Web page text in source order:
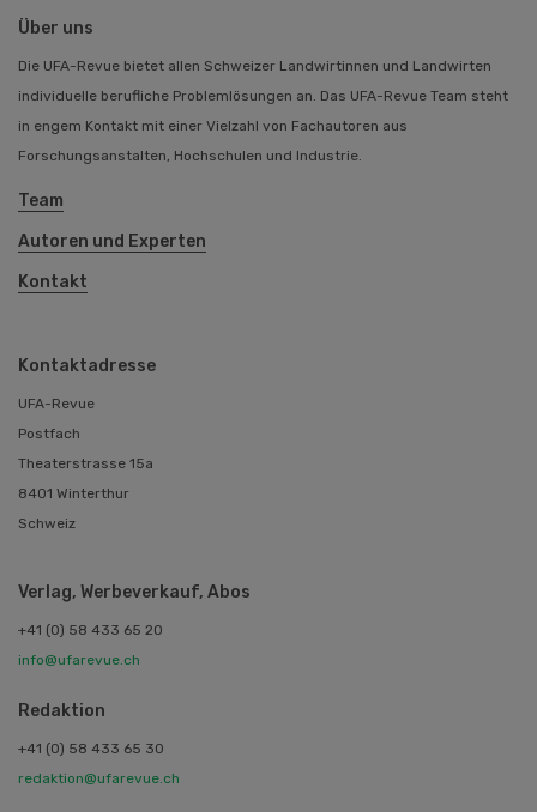
Über uns
Die UFA-Revue bietet allen Schweizer Landwirtinnen und Landwirten
individuelle berufliche Problemlösungen an. Das UFA-Revue Team steht
in engem Kontakt mit einer Vielzahl von Fachautoren aus
Forschungsanstalten, Hochschulen und Industrie.
Team
Autoren und Experten
Kontakt
Kontaktadresse
UFA-Revue
Postfach
Theaterstrasse 15a
8401 Winterthur
Schweiz
Verlag, Werbeverkauf, Abos
+41 (0) 58 433 65 20
info@ufarevue.ch
Redaktion
+41 (0) 58 433 65 30
redaktion@ufarevue.ch